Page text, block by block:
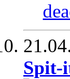
Spit-